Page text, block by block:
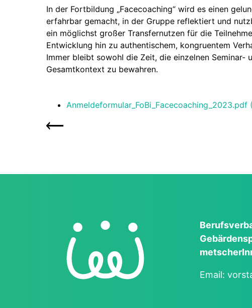
In der Fortbildung „Facecoaching“ wird es einen
erfahrbar gemacht, in der Gruppe reflektiert und
ein möglichst großer Transfernutzen für die
Entwicklung hin zu authentischem, kongruentem
Immer bleibt sowohl die Zeit, die einzelnen
Gesamtkontext zu bewahren.
Anmeldeformular_FoBi_Facecoaching_2023.pdf
Email: